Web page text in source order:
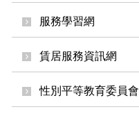
服務學習網
賃居服務資訊網
性別平等教育委員會